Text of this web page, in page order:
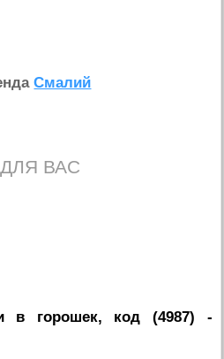
Смалий
ВАС
в горошек, код (4987) -